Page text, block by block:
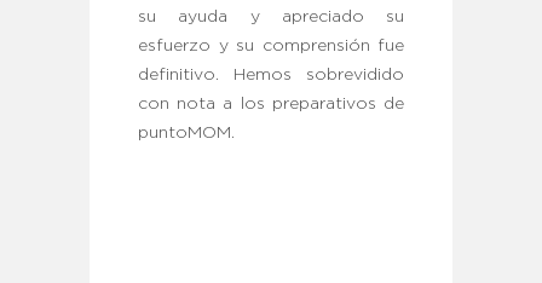
su ayuda y apreciado su
esfuerzo y su comprensión fue
definitivo. Hemos sobrevidido
con nota a los preparativos de
puntoMOM.